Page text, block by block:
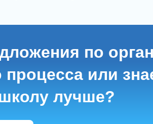
по
процесса или
лучше?